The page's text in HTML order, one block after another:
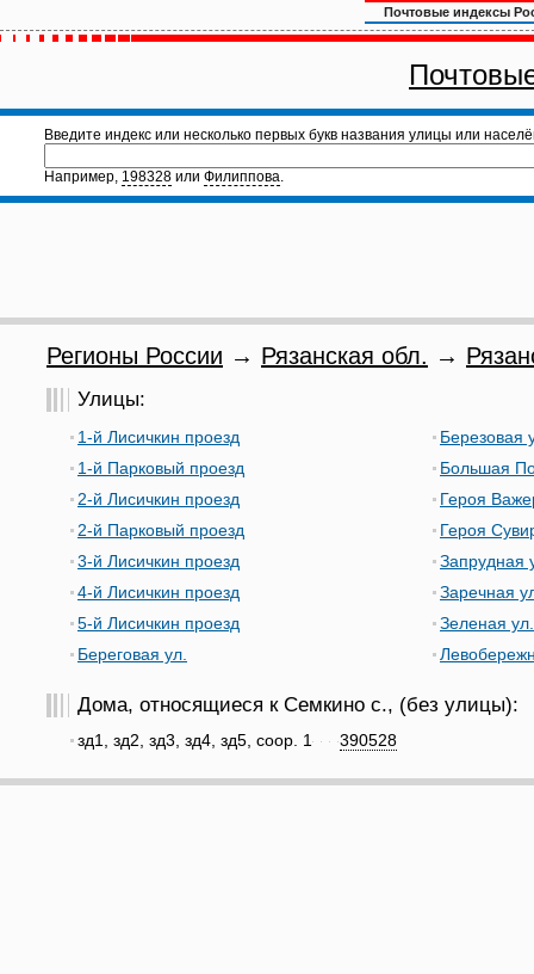
Почтовые индексы
Введите индекс или несколько первых букв названия улицы или
Например, 198328 или Филиппова.
Регионы России → Рязанская обл. →
Улицы:
1-й Лисичкин проезд
1-й Парковый проезд
2-й Лисичкин проезд
2-й Парковый проезд
3-й Лисичкин проезд
4-й Лисичкин проезд
5-й Лисичкин проезд
Береговая ул.
Березовая
Большая
Героя
Героя
Запрудная
Заречная
Зеленая ул.
Дома, относящиеся к Семкино с., (без улицы):
390528
зд1, зд2, зд3, зд4, зд5, соор. 1